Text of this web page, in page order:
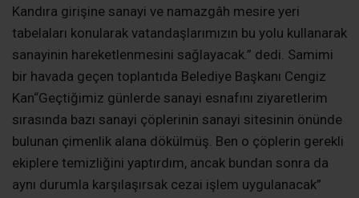
Sanayi Çevresi Düzenlenecek
Sanayi sitesi çevresinde esnaflara ait olan hurdalar ve
terkedilmiş araçların toplatılması sanayinin estetik
açıdan daha düzenli bir görünüm kazanması için
çalışmalar yapılacağını söyleyen Başkan Kan
“Namazgâh Deresi’nin ıslah edilmesi gerçekleştirildi. Bu